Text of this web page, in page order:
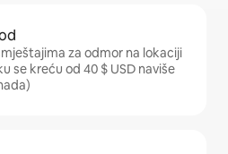
za odmor na lokaciji
se kreću od 40 $ USD naviše